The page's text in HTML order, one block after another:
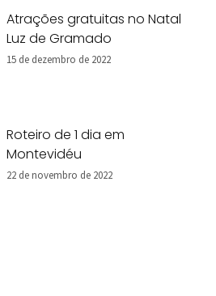
Atrações gratuitas no Natal
Luz de Gramado
15 de dezembro de 2022
Roteiro de 1 dia em
Montevidéu
22 de novembro de 2022